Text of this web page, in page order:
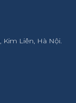
, Kim Liên, Hà Nội.